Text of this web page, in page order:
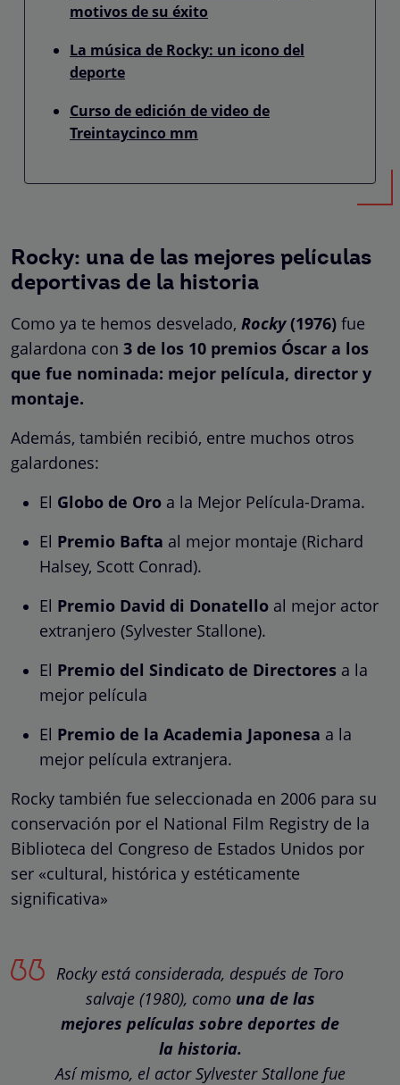
motivos de su éxito
La música de Rocky: un icono del
deporte
Curso de edición de video de
Treintaycinco mm
Rocky: una de las mejores películas
deportivas de la historia
Como ya te hemos desvelado, Rocky(1976) fue
galardona con 3 de los 10 premios Óscar a los
que fue nominada: mejor película, director y
montaje.
Además, también recibió, entre muchos otros
galardones:
El Globo de Oro a la Mejor Película-Drama.
El Premio Bafta al mejor montaje (Richard
Halsey, Scott Conrad).
El Premio David di Donatello al mejor actor
extranjero (Sylvester Stallone).
El Premio del Sindicato de Directores a la
mejor película
El Premio de la Academia Japonesa a la
mejor película extranjera.
Rocky también fue seleccionada en 2006 para su
conservación por el National Film Registry de la
Biblioteca del Congreso de Estados Unidos por
ser «cultural, histórica y estéticamente
significativa»
Rocky está considerada, después de Toro
salvaje (1980), como una de las
mejores películas sobre deportes de
la historia.
Así mismo, el actor Sylvester Stallone fue